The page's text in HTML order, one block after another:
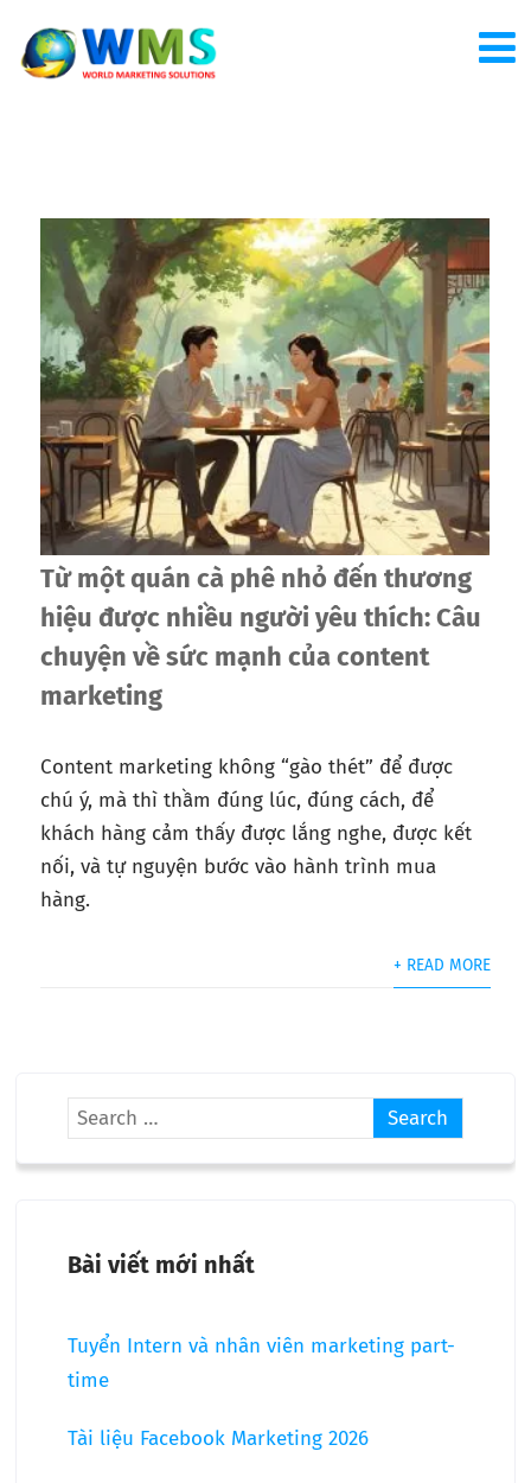
Từ một quán cà phê nhỏ đến thương
hiệu được nhiều người yêu thích: Câu
chuyện về sức mạnh của content
marketing
Content marketing không “gào thét” để được
chú ý, mà thì thầm đúng lúc, đúng cách, để
khách hàng cảm thấy được lắng nghe, được kết
nối, và tự nguyện bước vào hành trình mua
hàng.
+ READ MORE
Bài viết mới nhất
Tuyển Intern và nhân viên marketing part-
time
Tài liệu Facebook Marketing 2026